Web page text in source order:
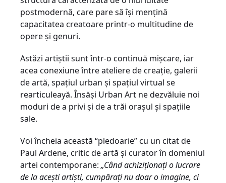
postmodernă, care pare să își mențină
capacitatea creatoare printr-o multitudine de
opere și genuri.
Astăzi artiștii sunt într-o continuă mişcare, iar
acea conexiune între ateliere de creație, galerii
de artă, spațiul urban și spațiul virtual se
rearticuleayă. Însăşi Urban Art ne dezvăluie noi
moduri de a privi și de a trăi orașul și spațiile
sale.
Voi încheia această “pledoarie” cu un citat de
Paul Ardene, critic de artă și curator în domeniul
artei contemporane: „Când achiziționați o lucrare
de la acești artiști, cumpărați nu doar o imagine, ci